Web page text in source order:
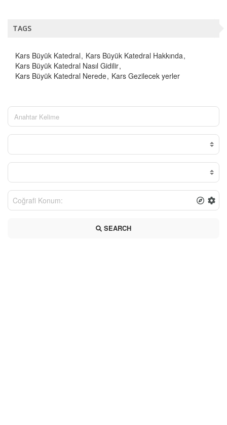
TAGS
Kars Büyük Katedral Kars Büyük Katedral Hakkında
Kars Büyük Katedral Nasıl Gidilir
Kars Büyük Katedral Nerede Kars Gezilecek yerler
SEARCH